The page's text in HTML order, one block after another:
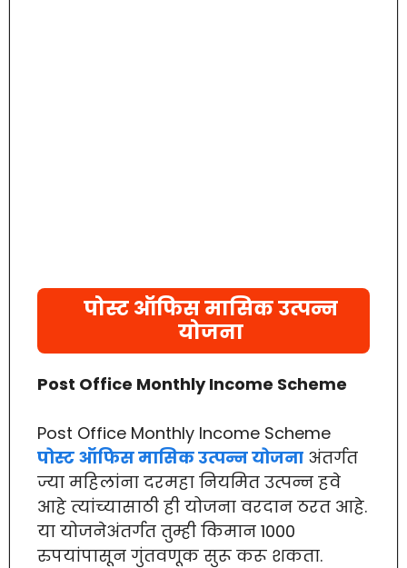
पोस्ट ऑफिस मासिक उत्पन्न
योजना
Post Office Monthly Income Scheme
Post Office Monthly Income Scheme
पोस्ट ऑफिस मासिक उत्पन्न योजना अंतर्गत
ज्या महिलांना दरमहा नियमित उत्पन्न हवे
आहे त्यांच्यासाठी ही योजना वरदान ठरत आहे.
या योजनेअंतर्गत तुम्ही किमान 1000
रुपयांपासून गुंतवणूक सुरू करू शकता.